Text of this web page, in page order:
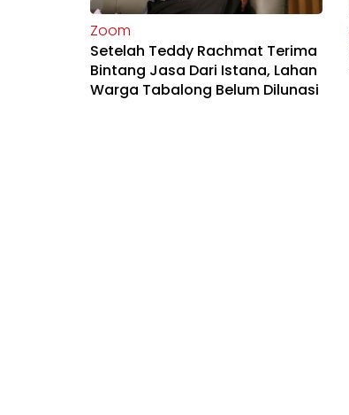
Zoom
Setelah Teddy Rachmat Terima
Bintang Jasa Dari Istana, Lahan
Warga Tabalong Belum Dilunasi